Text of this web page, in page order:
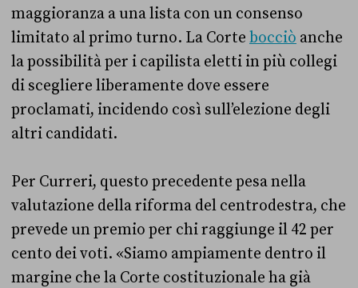
maggioranza a una lista con un consenso
limitato al primo turno. La Corte bocciò anche
la possibilità per i capilista eletti in più collegi
di scegliere liberamente dove essere
proclamati, incidendo così sull’elezione degli
altri candidati.
Per Curreri, questo precedente pesa nella
valutazione della riforma del centrodestra, che
prevede un premio per chi raggiunge il 42 per
cento dei voti. «Siamo ampiamente dentro il
margine che la Corte costituzionale ha già